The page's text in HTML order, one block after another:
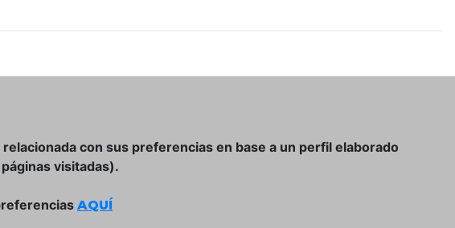
con sus preferencias en base a un perfil elaborado
visitadas).
AQUÍ